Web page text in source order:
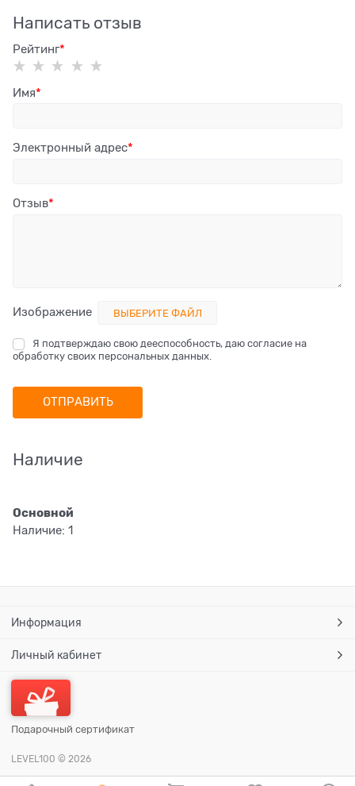
Написать отзыв
Рейтинг
Имя
Электронный адрес
Отзыв
Изображение ВЫБЕРИТЕ ФАЙЛ
Я подтверждаю свою дееспособность, даю согласие на
обработку своих персональных данных.
Наличие
Основной
Наличие: 1
Информация
Личный кабинет
Подарочный сертификат
LEVEL100 © 2026